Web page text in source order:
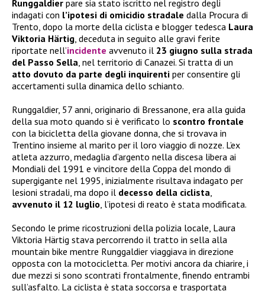
Runggaldier pare sia stato iscritto nel registro degli
indagati con l’ipotesi di omicidio stradale dalla Procura di
Trento, dopo la morte della ciclista e blogger tedesca Laura
Viktoria Härtig, deceduta in seguito alle gravi ferite
riportate nell’incidente avvenuto il 23 giugno sulla strada
del Passo Sella, nel territorio di Canazei. Si tratta di un
atto dovuto da parte degli inquirenti per consentire gli
accertamenti sulla dinamica dello schianto.
Runggaldier, 57 anni, originario di Bressanone, era alla guida
della sua moto quando si è verificato lo scontro frontale
con la bicicletta della giovane donna, che si trovava in
Trentino insieme al marito per il loro viaggio di nozze. L’ex
atleta azzurro, medaglia d’argento nella discesa libera ai
Mondiali del 1991 e vincitore della Coppa del mondo di
supergigante nel 1995, inizialmente risultava indagato per
lesioni stradali, ma dopo il decesso della ciclista,
avvenuto il 12 luglio, l’ipotesi di reato è stata modificata.
Secondo le prime ricostruzioni della polizia locale, Laura
Viktoria Härtig stava percorrendo il tratto in sella alla
mountain bike mentre Runggaldier viaggiava in direzione
opposta con la motocicletta. Per motivi ancora da chiarire, i
due mezzi si sono scontrati frontalmente, finendo entrambi
sull’asfalto. La ciclista è stata soccorsa e trasportata